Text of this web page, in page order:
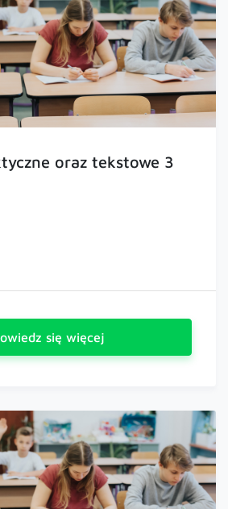
oraz tekstowe 3
się więcej